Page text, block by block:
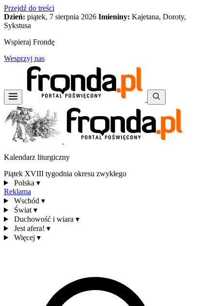
Przejdź do treści
Dzień: piątek, 7 sierpnia 2026 Imieniny: Kajetana, Doroty,
Sykstusa
Wspieraj Frondę
Wesprzyj nas
Kalendarz liturgiczny
Piątek XVIII tygodnia okresu zwykłego
Polska ▾
Reklama
Wschód ▾
Świat ▾
Duchowość i wiara ▾
Jest afera! ▾
Więcej ▾